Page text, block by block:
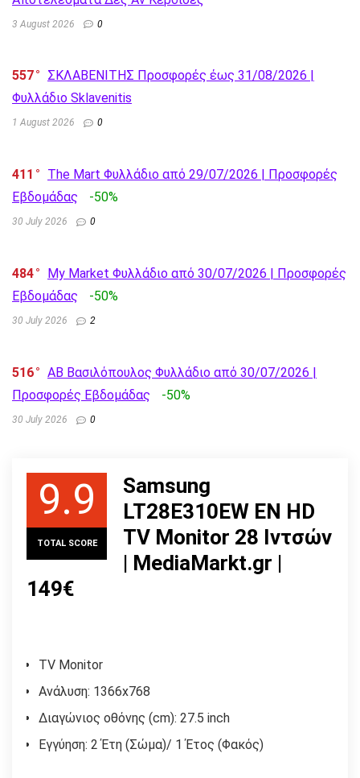
3 August 2026 0
557
ΣΚΛΑΒΕΝΙΤΗΣ Προσφορές έως 31/08/2026 |
Φυλλάδιο Sklavenitis
1 August 2026 0
411
The Mart Φυλλάδιο από 29/07/2026 | Προσφορές
Εβδομάδας
-50%
30 July 2026 0
484
My Market Φυλλάδιο από 30/07/2026 | Προσφορές
Εβδομάδας
-50%
30 July 2026 2
516
AB Βασιλόπουλος Φυλλάδιο από 30/07/2026 |
Προσφορές Εβδομάδας
-50%
30 July 2026 0
9.9
TOTAL SCORE
Samsung
LT28E310EW ΕΝ HD
TV Monitor 28 Ιντσών
| MediaMarkt.gr |
149€
TV Monitor
Ανάλυση: 1366x768
Διαγώνιος οθόνης (cm): 27.5 inch
Εγγύηση: 2 Έτη (Σώμα)/ 1 Έτος (Φακός)